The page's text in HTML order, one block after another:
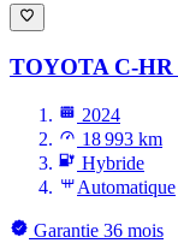
TOYOTA C-HR
2024
18 993 km
Hybride
Automatique
Garantie 36 mois